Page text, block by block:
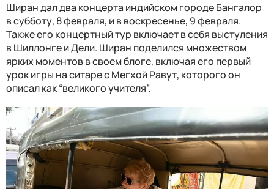
Ширан дал два концерта индийском городе Бангалор
в субботу, 8 февраля, и в воскресенье, 9 февраля.
Также его концертный тур включает в себя выстуления
в Шиллонге и Дели. Ширан поделился множеством
ярких моментов в своем блоге, включая его первый
урок игры на ситаре с Мегхой Равут, которого он
описал как “великого учителя”.